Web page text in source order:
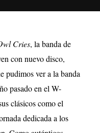
Cries, la banda de
con nuevo disco,
pudimos ver a la banda
pasado en el W-
clásicos como el
dedicada a los